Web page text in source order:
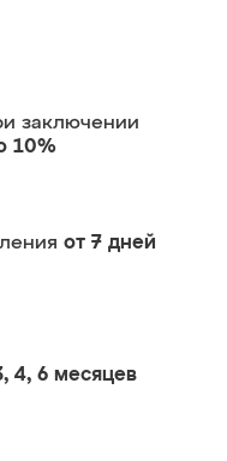
заключении
10%
от 7 дней
4, 6 месяцев